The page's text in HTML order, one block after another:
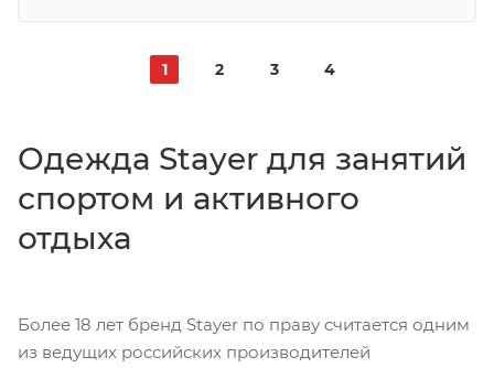
1 2 3 4
Одежда Stayer для занятий
спортом и активного
отдыха
Более 18 лет бренд Stayer по праву считается одним
из ведущих российских производителей